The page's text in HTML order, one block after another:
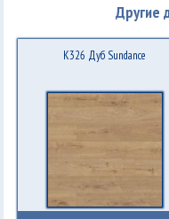
Другие
K326 Дуб Sundance